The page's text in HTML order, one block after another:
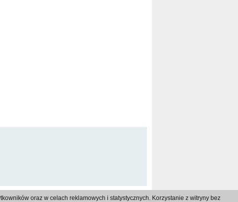
oraz w celach reklamowych i statystycznych. Korzystanie z witryny bez